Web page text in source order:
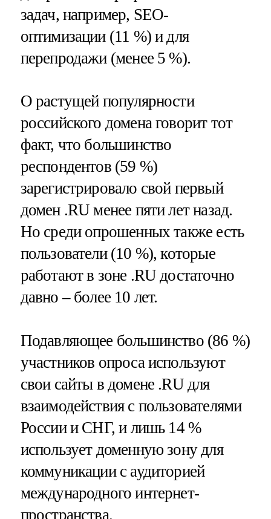
задач, например, SEO-
оптимизации (11 %) и для
перепродажи (менее 5 %).
О растущей популярности
российского домена говорит тот
факт, что большинство
респондентов (59 %)
зарегистрировало свой первый
домен .RU менее пяти лет назад.
Но среди опрошенных также есть
пользователи (10 %), которые
работают в зоне .RU достаточно
давно – более 10 лет.
Подавляющее большинство (86 %)
участников опроса используют
свои сайты в домене .RU для
взаимодействия с пользователями
России и СНГ, и лишь 14 %
использует доменную зону для
коммуникации с аудиторией
международного интернет-
пространства.